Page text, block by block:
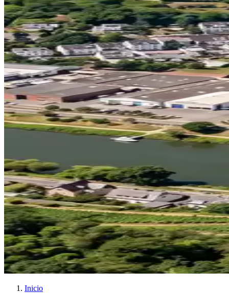
Inicio